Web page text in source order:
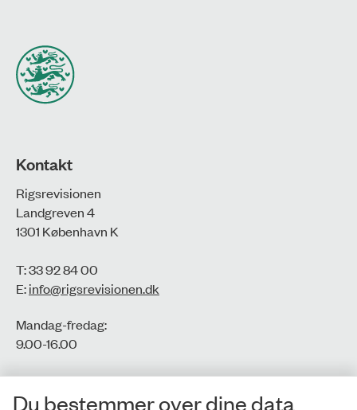
Kontakt
Rigsrevisionen
Landgreven 4
1301 København K
T: 33 92 84 00
E:info@rigsrevisionen.dk
Mandag-fredag:
9.00-16.00​
CVR-nr.: 77806113
EAN-nr.: 5798000016002
Du bestemmer over dine data